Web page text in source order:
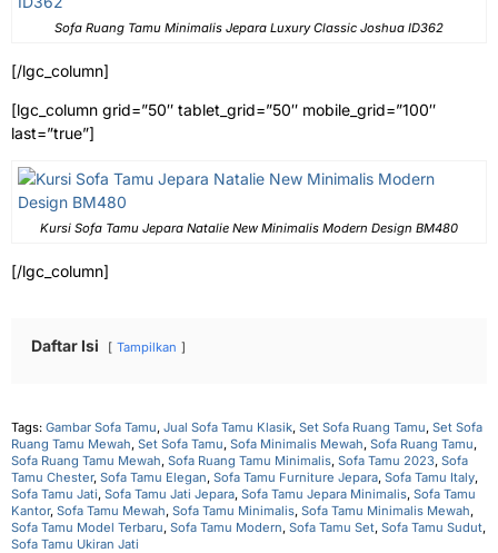
Sofa Ruang Tamu Minimalis Jepara Luxury Classic Joshua ID362
[/lgc_column]
[lgc_column grid=”50″ tablet_grid=”50″ mobile_grid=”100″
last=”true”]
Kursi Sofa Tamu Jepara Natalie New Minimalis Modern Design BM480
[/lgc_column]
Daftar Isi Tampilkan
Tags: Gambar Sofa Tamu, Jual Sofa Tamu Klasik, Set Sofa Ruang Tamu, Set Sofa
Ruang Tamu Mewah, Set Sofa Tamu, Sofa Minimalis Mewah, Sofa Ruang Tamu,
Sofa Ruang Tamu Mewah, Sofa Ruang Tamu Minimalis, Sofa Tamu 2023, Sofa
Tamu Chester, Sofa Tamu Elegan, Sofa Tamu Furniture Jepara, Sofa Tamu Italy,
Sofa Tamu Jati, Sofa Tamu Jati Jepara, Sofa Tamu Jepara Minimalis, Sofa Tamu
Kantor, Sofa Tamu Mewah, Sofa Tamu Minimalis, Sofa Tamu Minimalis Mewah,
Sofa Tamu Model Terbaru, Sofa Tamu Modern, Sofa Tamu Set, Sofa Tamu Sudut,
Sofa Tamu Ukiran Jati